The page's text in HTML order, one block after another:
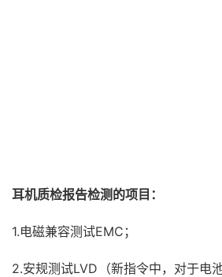
耳机质检报告检测的项目：
1.电磁兼容测试EMC；
2.安规测试LVD（新指令中，对于电